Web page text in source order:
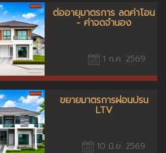
ต่ออายุมาตรการ ลดค่าโอน
- ค่าจดจำนอง
1 ก.ค. 2569
ขยายมาตรการผ่อนปรน
LTV
10 มิ.ย. 2569